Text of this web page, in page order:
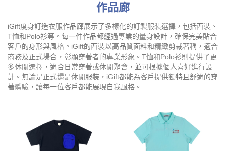
作品廊
iGift度身訂造衣服作品廊展示了多樣化的訂製服裝選擇，包括西裝、
T恤和Polo衫等。每一件作品都經過專業的量身設計，確保完美貼合
客戶的身形與風格。iGift的西裝以高品質面料和精緻剪裁著稱，適合
商務及正式場合，彰顯穿著者的專業形象。T恤和Polo衫則提供了更
多休閒選擇，適合日常穿著或休閒聚會，並可根據個人喜好進行設
計。無論是正式還是休閒服裝，iGift都能為客戶提供獨特且舒適的穿
著體驗，讓每一位客戶都能展現自我風格。